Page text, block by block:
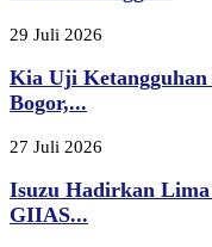
29 Juli 2026
Kia Uji
Bogor,...
27 Juli 2026
Isuzu Hadirkan
GIIAS...